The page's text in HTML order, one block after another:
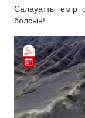
Салауатты өмір
болсын!